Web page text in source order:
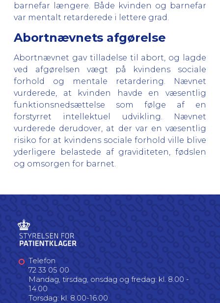
barnefar længere. Både kvinden og barnefar
var mentalt retarderede i lettere grad.
Abortnævnets afgørelse
Abortnævnet gav tilladelse til abort, og lagde
ved afgørelsen vægt på kvindens sociale
forhold og mentale retardering. Nævnet
vurderede, at kvinden havde en væsentlig
funktionsnedsættelse som følge af en
forstyrret intellektuel udvikling. Nævnet
vurderede derudover, at der var en væsentlig
risiko for at kvindens sociale forhold ville blive
yderligere belastede af graviditeten, fødslen
og omsorgen for barnet.
Telefon
72 33 05 00
Mandag, tirsdag, onsdag og fredag: kl. 8.00 -
14.00
Torsdag: kl. 8.00-16.00